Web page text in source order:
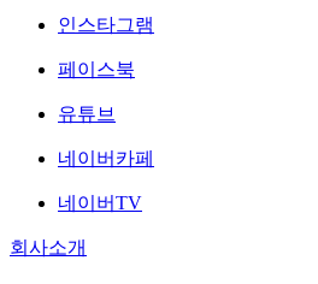
인스타그램
페이스북
유튜브
네이버카페
네이버TV
회사소개